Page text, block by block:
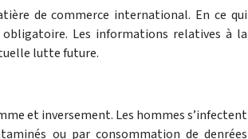
de commerce international. En ce qui
Les informations relatives à la
lutte future.
et inversement. Les hommes s’infectent
ou par consommation de denrées